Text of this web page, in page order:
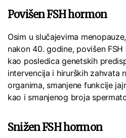
Povišen FSH hormon
Osim u slučajevima
nakon 40. godine, povišen
kao posledica genetskih
intervencija i hirurških zahvata
organima, smanjene funkcije
kao i smanjenog broja
Snižen FSH hormon